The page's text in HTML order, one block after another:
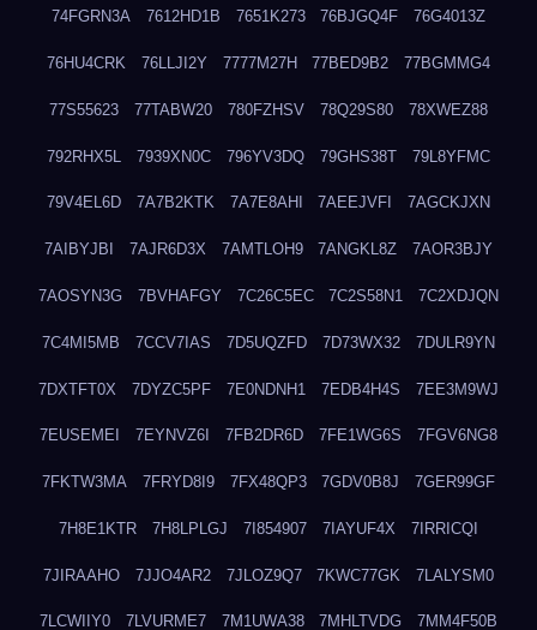
74FGRN3A 7612HD1B 7651K273 76BJGQ4F 76G4013Z
76HU4CRK 76LLJI2Y 7777M27H 77BED9B2 77BGMMG4
77S55623 77TABW20 780FZHSV 78Q29S80 78XWEZ88
792RHX5L 7939XN0C 796YV3DQ 79GHS38T 79L8YFMC
79V4EL6D 7A7B2KTK 7A7E8AHI 7AEEJVFI 7AGCKJXN
7AIBYJBI 7AJR6D3X 7AMTLOH9 7ANGKL8Z 7AOR3BJY
7AOSYN3G 7BVHAFGY 7C26C5EC 7C2S58N1 7C2XDJQN
7C4MI5MB 7CCV7IAS 7D5UQZFD 7D73WX32 7DULR9YN
7DXTFT0X 7DYZC5PF 7E0NDNH1 7EDB4H4S 7EE3M9WJ
7EUSEMEI 7EYNVZ6I 7FB2DR6D 7FE1WG6S 7FGV6NG8
7FKTW3MA 7FRYD8I9 7FX48QP3 7GDV0B8J 7GER99GF
7H8E1KTR 7H8LPLGJ 7I854907 7IAYUF4X 7IRRICQI
7JIRAAHO 7JJO4AR2 7JLOZ9Q7 7KWC77GK 7LALYSM0
7LCWIIY0 7LVURME7 7M1UWA38 7MHLTVDG 7MM4F50B